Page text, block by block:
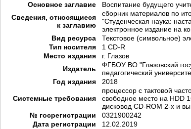
Основное заглавие
Воспитание будущего
Сведения, относящиеся
к заглавию
сборник материалов по
"Студенческая наука:
электронное издание на
Вид ресурса
Текстовое (символьное)
Тип носителя
1 CD-R
Место издания
г. Глазов
Издатель
ФГБОУ ВО "Глазовский
педагогический
Год издания
2018
Системные требования
процессор с тактовой
свободное место на HDD
дисковод CD-ROM 2-х и
№ госрегистрации
0321900242
Дата регистрации
12.02.2019